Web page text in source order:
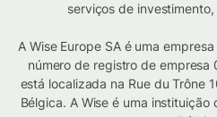
serviços de
A Wise Europe SA é uma
número de registro de
está localizada na Rue du Trône
Bélgica. A Wise é uma